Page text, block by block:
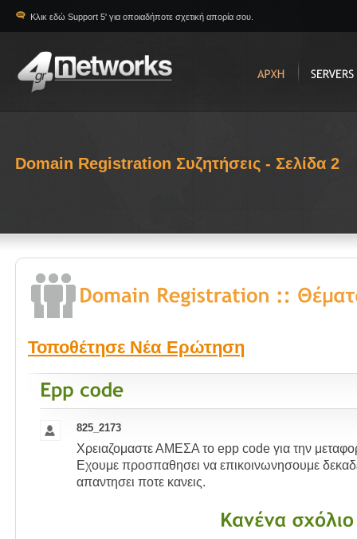
Κλικ εδώ Support 5' για οποιαδήποτε σχετική απορία σου.
Domain Registration Συζητήσεις - Σελίδα 2
Τοποθέτησε Νέα Ερώτηση
825_2173
Χρειαζομαστε ΑΜΕΣΑ το epp code για την
Εχουμε προσπαθησει να επικοινωνησουμε
απαντησει ποτε κανεις.